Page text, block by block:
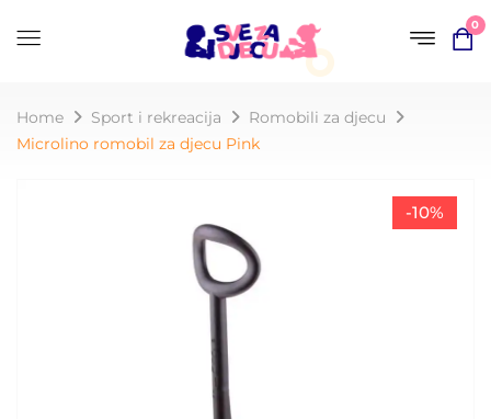
0
Home Sport i rekreacija
Romobili za djecu
Microlino romobil za djecu Pink
-10%